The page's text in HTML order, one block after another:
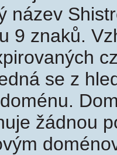
název
9 znaků.
se z
žádnou